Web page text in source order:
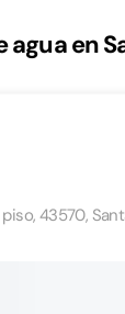
en
piso, 43570,